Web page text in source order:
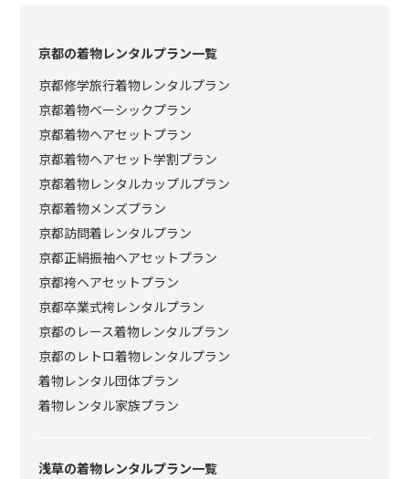
京都の着物レンタルプラン一覧
京都修学旅行着物レンタルプラン
京都着物ベーシックプラン
京都着物ヘアセットプラン
京都着物ヘアセット学割プラン
京都着物レンタルカップルプラン
京都着物メンズプラン
京都訪問着レンタルプラン
京都正絹振袖ヘアセットプラン
京都袴ヘアセットプラン
京都卒業式袴レンタルプラン
京都のレース着物レンタルプラン
京都のレトロ着物レンタルプラン
着物レンタル団体プラン
着物レンタル家族プラン
浅草の着物レンタルプラン一覧